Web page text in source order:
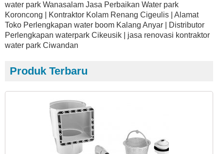
water park Wanasalam Jasa Perbaikan Water park
Koroncong | Kontraktor Kolam Renang Cigeulis | Alamat
Toko Perlengkapan water boom Kalang Anyar | Distributor
Perlengkapan waterpark Cikeusik | jasa renovasi kontraktor
water park Ciwandan
Produk Terbaru